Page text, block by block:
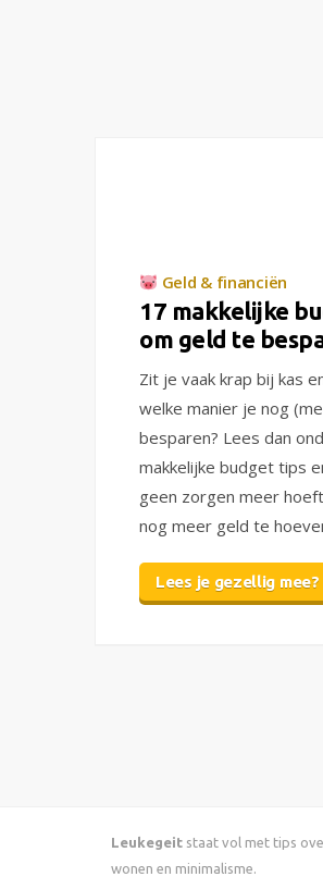
Geld & financiën
17 makkelijke
om geld te
Zit je vaak krap bij kas
welke manier je nog
besparen? Lees dan
makkelijke budget tips
geen zorgen meer
nog meer geld te
Lees je gezellig mee?
Leukegeit staat vol met tips
wonen en minimalisme.